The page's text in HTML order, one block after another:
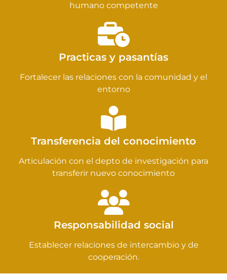
humano competente
Practicas y pasantías
Fortalecer las relaciones con la comunidad y el
entorno
Transferencia del conocimiento
Articulación con el depto de investigación para
transferir nuevo conocimiento
Responsabilidad social
Establecer relaciones de intercambio y de
cooperación.